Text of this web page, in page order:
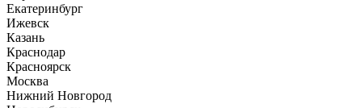
Екатеринбург
Ижевск
Казань
Краснодар
Красноярск
Москва
Нижний Новгород